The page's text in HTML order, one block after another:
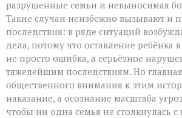
разрушенные семьи и невыносимая
Такие случаи неизбежно вызывают и
последствия: в ряде ситуаций
дела, потому что оставление ребёнка
не просто ошибка, а серьёзное
тяжелейшим последствиям. Но
общественного внимания к этим
наказание, а осознание масштаба
чтобы ни одна семья не столкнулась